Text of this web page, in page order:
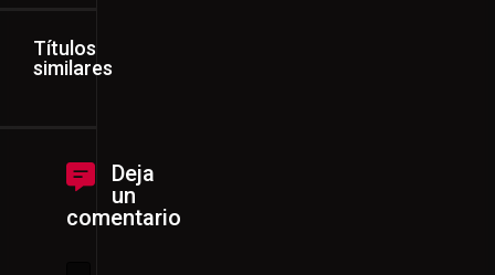
Títulos
similares
Deja
un
comentario